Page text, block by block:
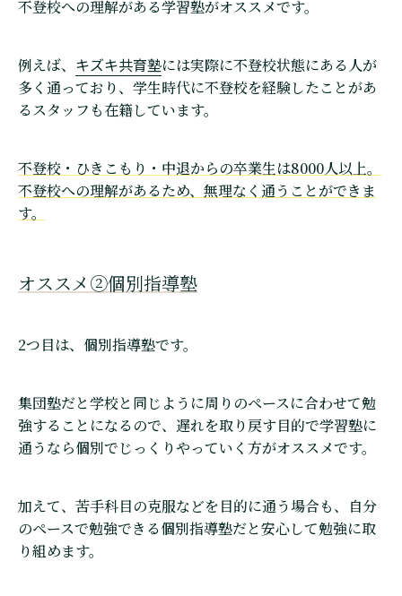
不登校への理解がある学習塾がオススメです。
例えば、 キズキ共育塾には実際に不登校状態にある人が
多く通っており、学生時代に不登校を経験したことがあ
るスタッフも在籍しています。
不登校・ひきこもり・中退からの卒業生は8000人以上。
不登校への理解があるため、無理なく通うことができま
す。
オススメ②個別指導塾
2つ目は、個別指導塾です。
集団塾だと学校と同じように周りのペースに合わせて勉
強することになるので、遅れを取り戻す目的で学習塾に
通うなら個別でじっくりやっていく方がオススメです。
加えて、苦手科目の克服などを目的に通う場合も、自分
のペースで勉強できる個別指導塾だと安心して勉強に取
り組めます。